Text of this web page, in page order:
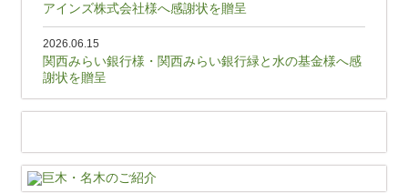
アインズ株式会社様へ感謝状を贈呈
2026.06.15
関西みらい銀行様・関西みらい銀行緑と水の基金様へ感
謝状を贈呈